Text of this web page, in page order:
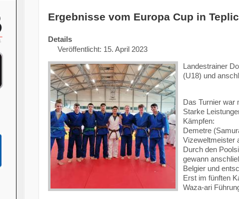
Ergebnisse vom Europa Cup in
Details
Veröffentlicht: 15. April 2023
Landestrainer
(U18) und
Das Turnier war
Starke
Kämpfen:
Demetre
Vizeweltmeister
Durch den
gewann
Belgier und
Erst im fünften
Waza-ari